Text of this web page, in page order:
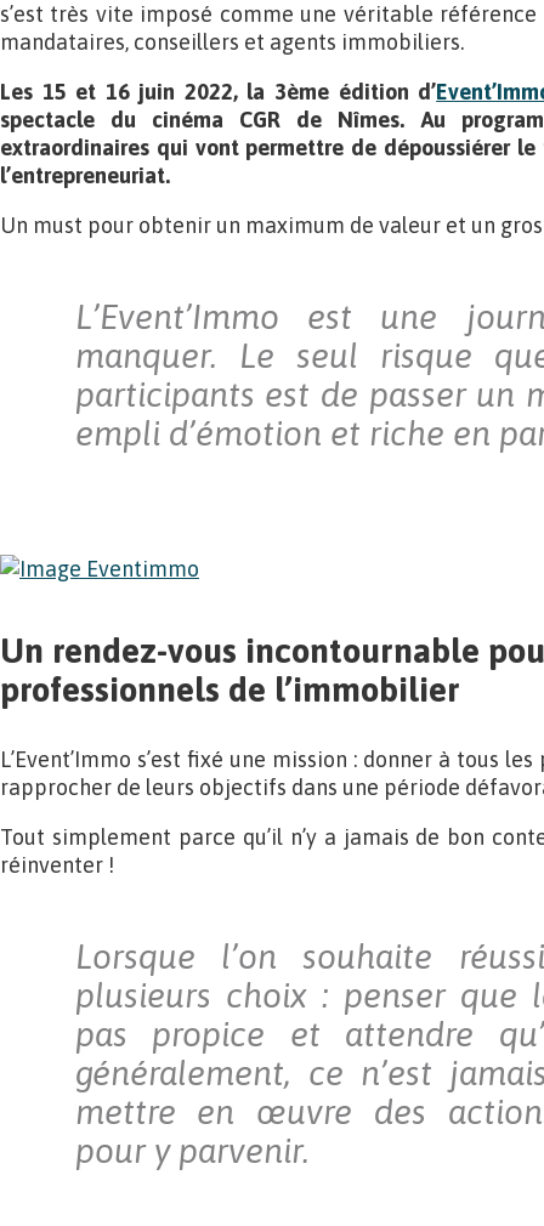
s’est très vite imposé comme une véritable
mandataires, conseillers et agents immobiliers.
Les 15 et 16 juin 2022, la 3ème édition d’
spectacle du cinéma CGR de Nîmes. Au
extraordinaires qui vont permettre de dépoussiérer
l’entrepreneuriat.
Un must pour obtenir un maximum de valeur et un
L’Event’Immo est une
manquer. Le seul risque
participants est de passer un
empli d’émotion et riche en
Un rendez-vous incontournable
professionnels de l’immobilier
L’Event’Immo s’est fixé une mission : donner à tous
rapprocher de leurs objectifs dans une période
Tout simplement parce qu’il n’y a jamais de bon
réinventer !
Lorsque l’on souhaite
plusieurs choix : penser que
pas propice et attendre
généralement, ce n’est
mettre en œuvre des
pour y parvenir.